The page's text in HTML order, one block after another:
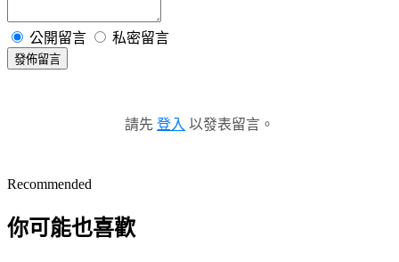
公開留言 私密留言
發佈留言
請先 登入 以發表留言。
Recommended
你可能也喜歡